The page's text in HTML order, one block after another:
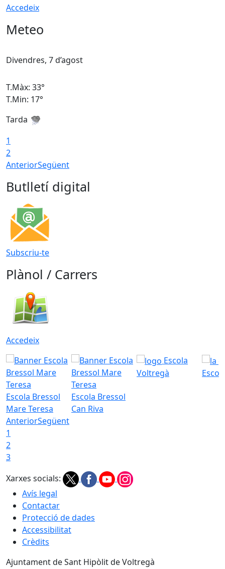
Accedeix
Meteo
Divendres, 7 d’agost
T.Màx: 33°
T.Min: 17°
Tarda
1
2
AnteriorSegüent
Butlletí digital
Subscriu-te
Plànol / Carrers
Accedeix
Escola Bressol
Mare Teresa
Escola Bressol
Can Riva
Escola
Voltregà
AnteriorSegüent
1
2
3
Xarxes socials:
Avís legal
Contactar
Protecció de dades
Accessibilitat
Crèdits
Ajuntament de Sant Hipòlit de Voltregà